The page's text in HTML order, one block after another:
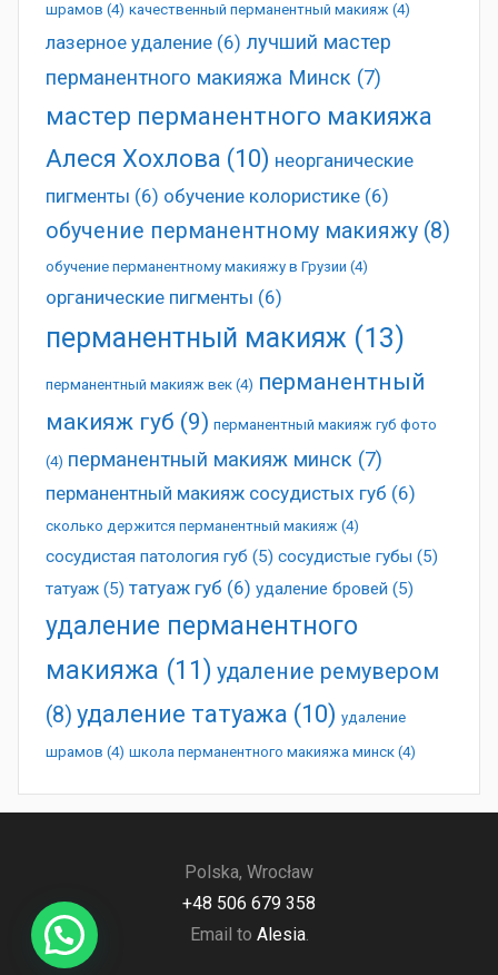
шрамов (4) качественный перманентный макияж (4)
лазерное удаление (6) лучший мастер
перманентного макияжа Минск (7)
мастер перманентного макияжа
Алеся Хохлова (10) неорганические
пигменты (6) обучение колористике (6)
обучение перманентному макияжу (8)
обучение перманентному макияжу в Грузии (4)
органические пигменты (6)
перманентный макияж (13)
перманентный макияж век (4) перманентный
макияж губ (9) перманентный макияж губ фото
(4) перманентный макияж минск (7)
перманентный макияж сосудистых губ (6)
сколько держится перманентный макияж (4)
сосудистая патология губ (5) сосудистые губы (5)
татуаж (5) татуаж губ (6) удаление бровей (5)
удаление перманентного
макияжа (11) удаление ремувером
(8) удаление татуажа (10) удаление
шрамов (4) школа перманентного макияжа минск (4)
Polska, Wrocław
+48 506 679 358
Email to Alesia.